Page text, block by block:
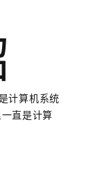
计算机系统
直是计算